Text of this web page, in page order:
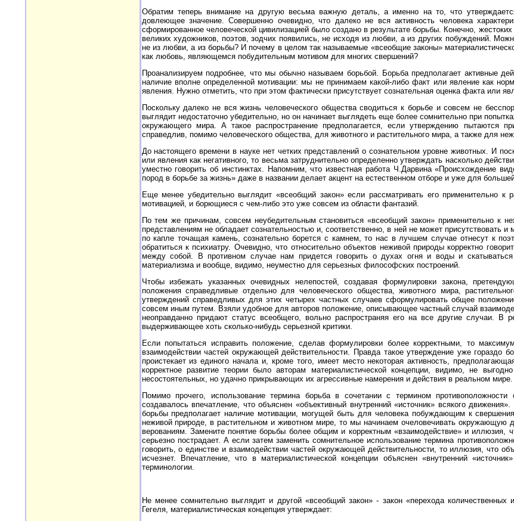
Обратим теперь внимание на другую весьма важную деталь, а именно на то, что
довлеющее значение. Совершенно очевидно, что далеко не вся активность человека
сформированное человеческой цивилизацией было создано в результате борьбы. Конечно,
великих художников, поэтов, зодчих появились, не исходя из любви, а из других побуждений.
не из любви, а из борьбы? И почему в целом так называемые «всеобщие законы»
как любовь, являющемся побудительным мотивом для многих свершений?
Проанализируем подробнее, что мы обычно называем борьбой. Борьба предполагает активные
наличие вполне определенной мотивации: мы не принимаем какой-либо факт или явление как
явления. Нужно отметить, что при этом фактически присутствует сознательная оценка факта или
Поскольку далеко не вся жизнь человеческого общества сводиться к борьбе и совсем не
выглядит недостаточно убедительно, но он начинает выглядеть еще более сомнительно при
окружающего мира. А такое распространение предполагается, если утверждению пытаются
справедлив, помимо человеческого общества, для животного и растительного мира, а также для
До настоящего времени в науке нет четких представлений о сознательном уровне животных. И
или явления как негативного, то весьма затруднительно определенно утверждать насколько
уместно говорить об инстинктах. Напомним, что известная работа Ч.Дарвина «Происхождение
пород в борьбе за жизнь» даже в названии делает акцент на естественном отборе и уже для
Еще менее убедительно выглядит «всеобщий закон» если рассматривать его применительно к
мотивацией, и борющиеся с чем-либо это уже совсем из области фантазий.
По тем же причинам, совсем неубедительным становиться «всеобщий закон» применительно к
представлениям не обладает сознательностью и, соответственно, в ней не может присутствовать
по капле точащая камень, сознательно борется с камнем, то нас в лучшем случае отнесут к
обратиться к психиатру. Очевидно, что относительно объектов неживой природы корректно
между собой. В противном случае нам придется говорить о духах огня и воды и
материализма и вообще, видимо, неуместно для серьезных философских построений.
Чтобы избежать указанных очевидных нелепостей, создавая формулировки закона,
положения справедливые отдельно для человеческого общества, животного мира,
утверждений справедливых для этих четырех частных случаев сформулировать общее
совсем иным путем. Взяли удобное для авторов положение, описывающее частный случай
неоправданно придают статус всеобщего, вольно распространяя его на все другие случаи. В
выдерживающее хоть сколько-нибудь серьезной критики.
Если попытаться исправить положение, сделав формулировки более корректными, то
взаимодействии частей окружающей действительности. Правда такое утверждение уже гораздо
проистекает из единого начала и, кроме того, имеет место некоторая активность,
корректное развитие теории было авторам материалистической концепции, видимо, не
несостоятельных, но удачно прикрывающих их агрессивные намерения и действия в реальном мире.
Помимо прочего, использование термина борьба в сочетании с термином
создавалось впечатление, что объяснен «объективный внутренний «источник» всякого
борьбы предполагает наличие мотивации, могущей быть для человека побуждающим к
неживой природе, в растительном и животном мире, то мы начинаем очеловечивать окружающую
верованиям. Замените понятие борьбы более общим и корректным «взаимодействие» и иллюзия,
серьезно пострадает. А если затем заменить сомнительное использование термина
говорить, о единстве и взаимодействии частей окружающей действительности, то иллюзия, что
исчезнет. Впечатление, что в материалистической концепции объяснен «внутренний
терминологии.
Не менее сомнительно выглядит и другой «всеобщий закон» - закон «перехода количественных
Гегеля, материалистическая концепция утверждает: